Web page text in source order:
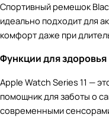
Спортивный ремешок
идеально подходит для
комфорт даже при
Функции для здоровья
Apple Watch Series 11 —
помощник для заботы о
современными